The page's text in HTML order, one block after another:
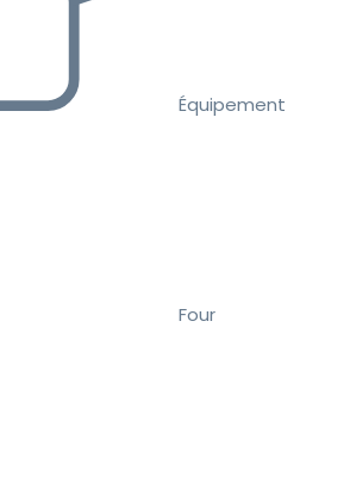
Équipement
Four